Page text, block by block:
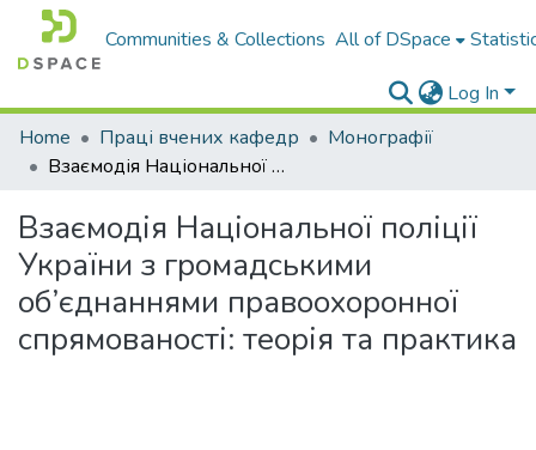
Communities & Collections All of DSpace
Log In
Home
Праці вчених кафедр
Монографії
Взаємодія Національної поліції України з громадськими об’єднаннями правоохоронної спрямованості: теорія та практика
Взаємодія Національної поліції
України з громадськими
об’єднаннями правоохоронної
спрямованості: теорія та практика